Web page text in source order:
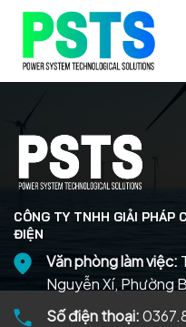
dung
CÔNG TY TNHH GIẢI PHÁP
ĐIỆN
Văn phòng làm việc:
Nguyễn Xí, Phường
Số điện thoại: